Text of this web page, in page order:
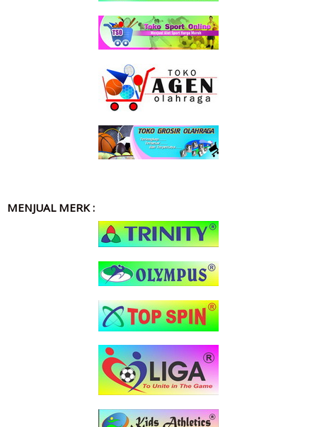
MENJUAL MERK :